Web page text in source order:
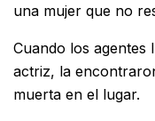
una mujer que no
Cuando los agentes
actriz, la
muerta en el lugar.